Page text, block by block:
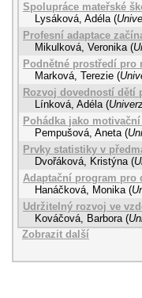
Spolupráce mateřské
Lysáková, Adéla (
Profesní adaptace
Mikulková, Veronika (
Podnětné prostředí
Marková, Terezie (
Rozvoj dovedností
Línková, Adéla (
Pohádka jako
Pempušová, Aneta (
Prvky statistiky v
Dvořáková, Kristýna (
Adaptační program pro
Hanáčková, Monika (
Udržitelný rozvoj ve
Kováčová, Barbora (
Zobrazit další